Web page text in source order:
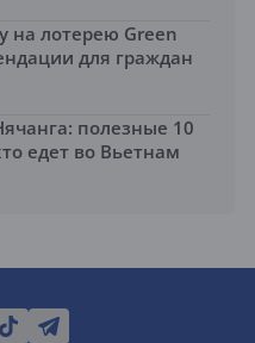
на лотерею Green
для граждан
полезные 10
едет во Вьетнам